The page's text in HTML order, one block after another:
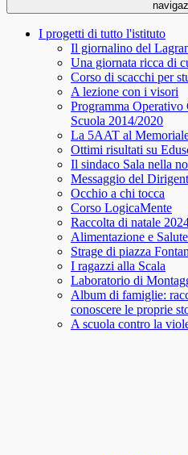
I progetti di tutto l'istituto
Il giornalino del
Una giornata ricca di
Corso di scacchi per
A lezione con i visori
Programma Operativo
Scuola 2014/2020
La 5AAT al
Ottimi risultati su
Il sindaco Sala nella
Messaggio del
Occhio a chi tocca
Corso LogicaMente
Raccolta di natale
Alimentazione e
Strage di piazza
I ragazzi alla Scala
Laboratorio di
Album di famiglie:
conoscere le proprie
A scuola contro la